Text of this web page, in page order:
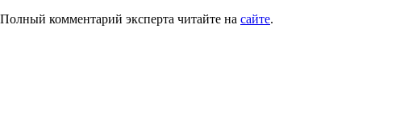
Полный комментарий эксперта читайте на сайте.